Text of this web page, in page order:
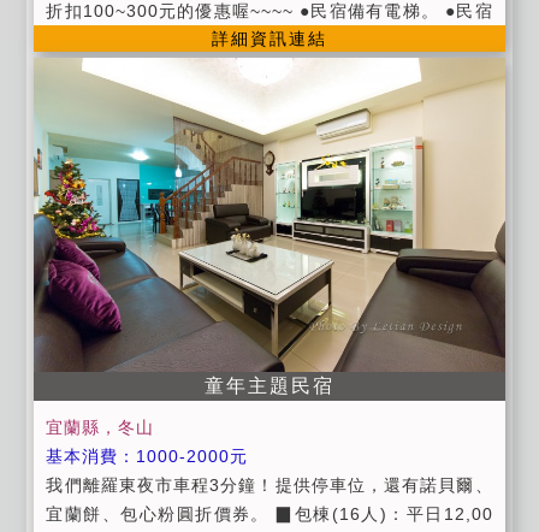
折扣100~300元的優惠喔~~~~ ●民宿備有電梯。 ●民宿
不遠處有溪流可體驗釣魚樂趣。 ●公共設施：公用冰
箱、飲水機、洗衣機、第四台有線電視頻道、無線WI-F
I。 ●提供精緻中/西式早餐。 ●提供寬敞停車場地。(可
停3輛車) ●提供腳踏車遊覽田園風光。 ●代辦烤肉服務
(依人數收費)。 ●提供宜蘭旅遊資訊及諮詢服務。
詳細資訊連結
童年主題民宿
宜蘭縣，冬山
基本消費：1000-2000元
我們離羅東夜市車程3分鐘！提供停車位，還有諾貝爾、
宜蘭餅、包心粉圓折價券。 ▉包棟(16人)：平日12,00